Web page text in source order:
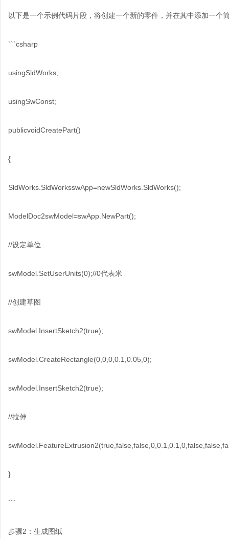
以下是一个示例代码片段，将创建一个新的零件，并在其中添加一个
```csharp
usingSldWorks;
usingSwConst;
publicvoidCreatePart()
{
SldWorks.SldWorksswApp=newSldWorks.SldWorks();
ModelDoc2swModel=swApp.NewPart();
//设定单位
swModel.SetUserUnits(0);//0代表米
//创建草图
swModel.InsertSketch2(true);
swModel.CreateRectangle(0,0,0,0.1,0.05,0);
swModel.InsertSketch2(true);
//拉伸
}
```
步骤2：生成图纸